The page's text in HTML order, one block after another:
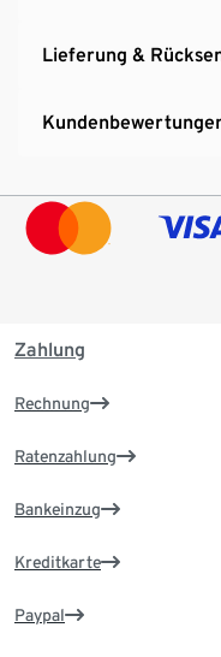
Lieferung &
Zahlung
Rechnung
Ratenzahlung
Bankeinzug
Kreditkarte
Paypal